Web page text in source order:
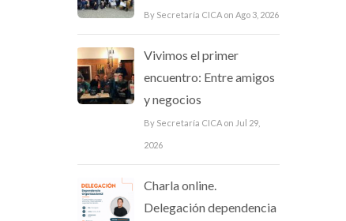
By Secretaría CICA on Ago 3, 2026
Vivimos el primer
encuentro: Entre amigos
y negocios
By Secretaría CICA on Jul 29,
2026
Charla online.
Delegación dependencia